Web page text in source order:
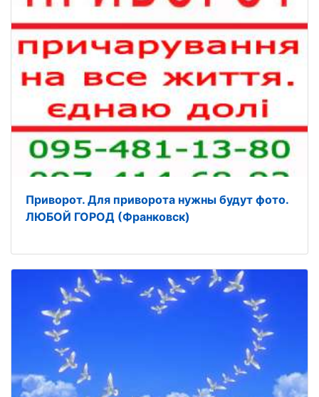
Приворот. Для приворота нужны будут фото.
ЛЮБОЙ ГОРОД (Франковск)